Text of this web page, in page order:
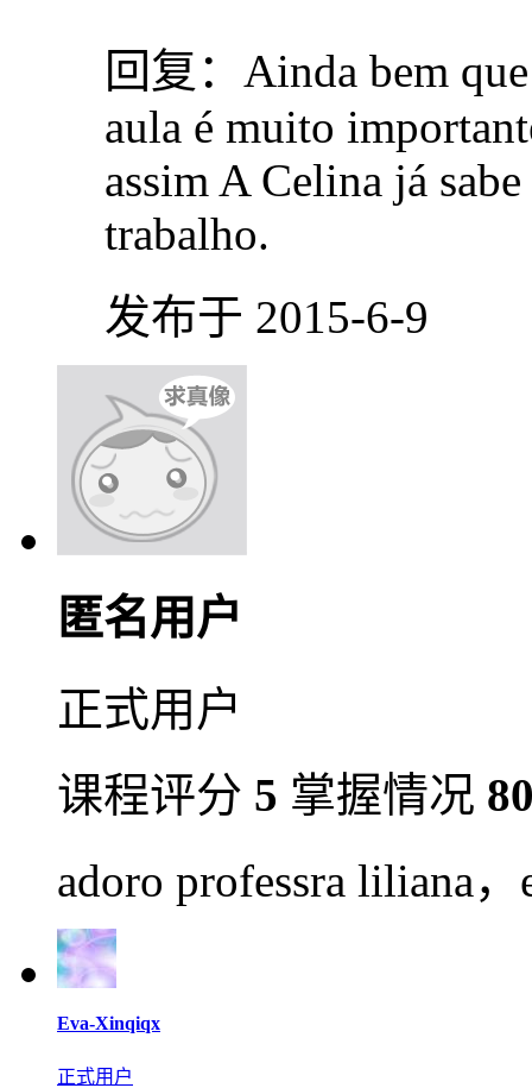
回复： Ainda bem
aula é muito
assim A Celina já
trabalho.
发布于 2015-6-9
匿名用户
正式用户
课程评分 5 掌握情况
adoro professra liliana
Eva-Xinqiqx
正式用户